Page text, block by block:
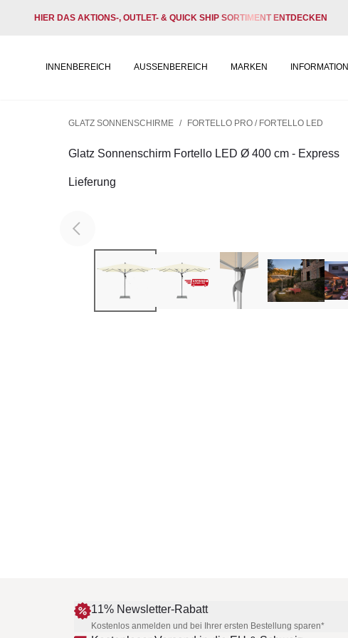
HIER DAS AKTIONS-, OUTLET- & QUICK SHIP SORTIMENT ENTDECKEN
INNENBEREICH AUSSENBEREICH MARKEN INFORMATION
GLATZ SONNENSCHIRME / FORTELLO PRO / FORTELLO LED
Glatz Sonnenschirm Fortello LED Ø 400 cm - Express
Lieferung
11% Newsletter-Rabatt
Kostenlos anmelden und bei Ihrer ersten Bestellung sparen*